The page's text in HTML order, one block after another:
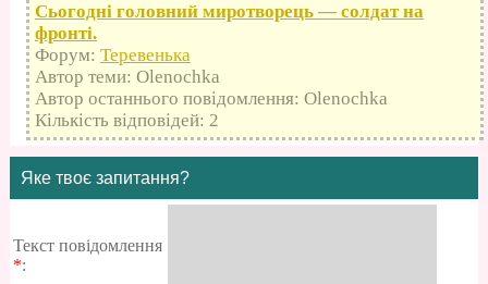
Сьогодні головний миротворець — солдат на
фронті.
Форум: Теревенька
Автор теми: Olenochka
Автор останнього повідомлення: Olenochka
Кількість відповідей: 2
Яке твоє запитання?
Текст повідомлення
*: